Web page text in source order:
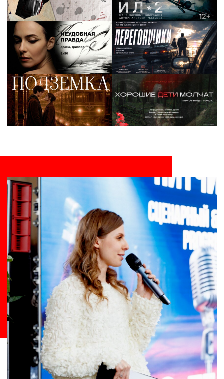
Вторая часть мероприятия прошла
в формате коротких быстрых встреч
«спиддейтинг» (с англ. speed dating).
Выпускники Института кино смогли
напрямую пообщаться с представителями
индустрии и получить первые карьерные
предложения.
Мероприятие вызвало высокий отклик
в профессиональном сообществе: свыше
половины приглашенных экспертов
индустрии намерены продолжить диалог
со студентами. В ближайшее время гостям
направят материалы проектов и организуют
встречи с авторами для углубленного
обсуждения идей.
найти своё место под солнцем, потому
что мы все уникальны по-своему»,
— заключила Марина Быкова,
выпускница Института кино.